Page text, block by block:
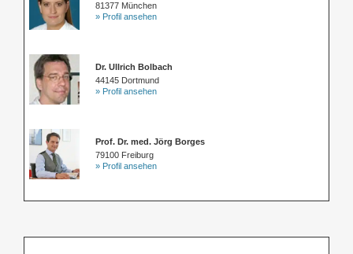
81377 München
» Profil ansehen
Dr. Ullrich Bolbach
44145 Dortmund
» Profil ansehen
Prof. Dr. med. Jörg Borges
79100 Freiburg
» Profil ansehen